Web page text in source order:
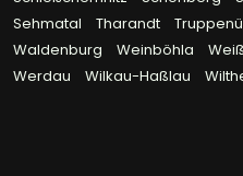
Sehmatal
Tharandt
Waldenburg
Weinböhla
Werdau
Wilkau-Haßlau